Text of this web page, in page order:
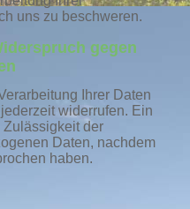
uns zu beschweren.
gegen
Ihrer Daten
widerrufen. Ein
der
Daten, nachdem
haben.